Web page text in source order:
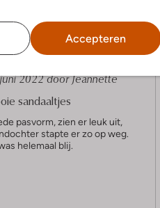
Accepteren
2022door Jeannette
sandaaltjes
pasvorm, zien er leuk uit,
stapte er zo op weg.
helemaal blij.